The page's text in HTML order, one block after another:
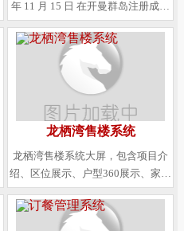
年 11 月 15 日 在开曼群岛注册成立
月 6 日在香港联合交易所有限公司
（「联交所」）主 板上市，具有中
华人民共和国房地产开发企业一级
资质。
龙栖湾售楼系统
龙栖湾售楼系统大屏，包含项目介
绍、区位展示、户型360展示、家装